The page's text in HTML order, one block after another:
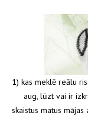
1) kas meklē reālu
aug, lūzt vai ir
skaistus matus